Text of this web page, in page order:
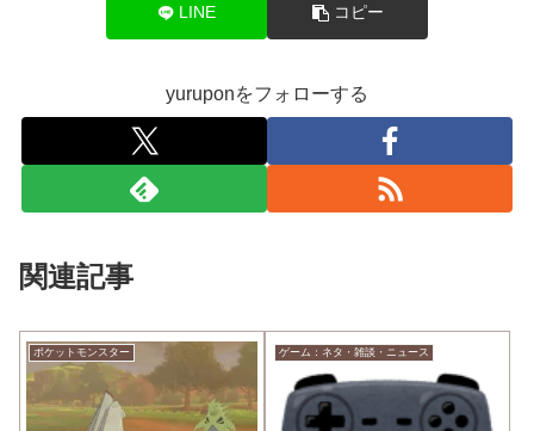
LINE コピー
yuruponをフォローする
関連記事
ポケットモンスター ゲーム：ネタ・雑談・ニュース